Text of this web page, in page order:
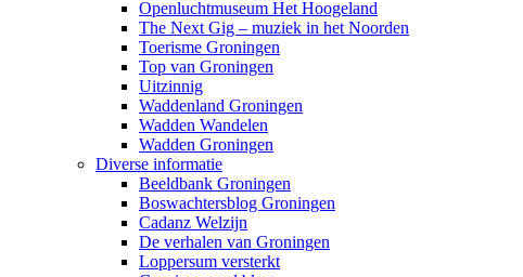
Openluchtmuseum Het Hoogeland
The Next Gig – muziek in het Noorden
Toerisme Groningen
Top van Groningen
Uitzinnig
Waddenland Groningen
Wadden Wandelen
Wadden Groningen
Diverse informatie
Beeldbank Groningen
Boswachtersblog Groningen
Cadanz Welzijn
De verhalen van Groningen
Loppersum versterkt